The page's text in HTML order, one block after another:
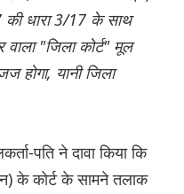
की धारा 3/17 के साथ
वाला "जिला कोर्ट" मूल
होगा, यानी जिला
पति ने दावा किया कि
के कोर्ट के सामने तलाक